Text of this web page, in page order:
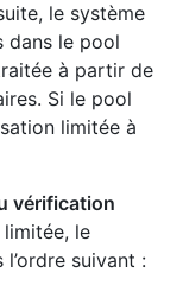
le système
dans le pool
à partir de
Si le pool
limitée à
vérification
le
suivant :